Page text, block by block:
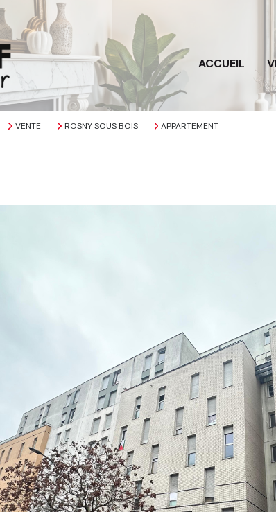
ACCUEIL
VENTE ROSNY SOUS BOIS APPARTEMENT